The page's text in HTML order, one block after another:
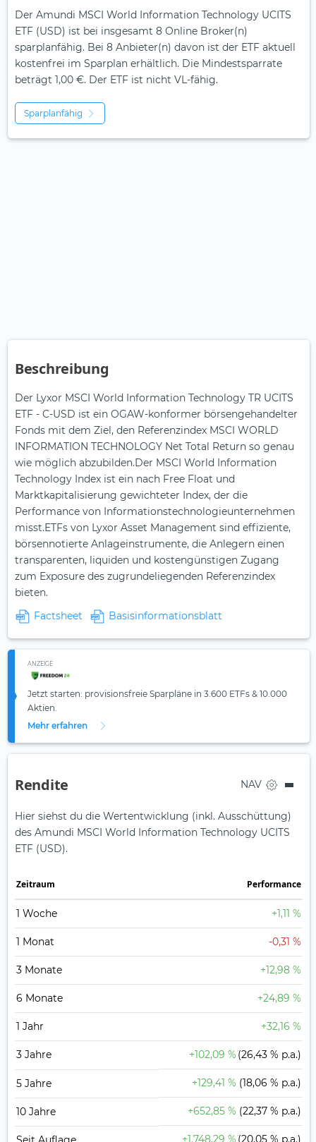
Der Amundi MSCI World Information Technology UCITS
ETF (USD) ist bei insgesamt 8 Online Broker(n)
sparplanfähig. Bei 8 Anbieter(n) davon ist der ETF aktuell
kostenfrei im Sparplan erhältlich. Die Mindestsparrate
beträgt 1,00 €. Der ETF ist nicht VL-fähig.
Sparplanfähig
Beschreibung
Der Lyxor MSCI World Information Technology TR UCITS
ETF - C-USD ist ein OGAW-konformer börsengehandelter
Fonds mit dem Ziel, den Referenzindex MSCI WORLD
INFORMATION TECHNOLOGY Net Total Return so genau
wie möglich abzubilden.Der MSCI World Information
Technology Index ist ein nach Free Float und
Marktkapitalisierung gewichteter Index, der die
Performance von Informationstechnologieunternehmen
misst.ETFs von Lyxor Asset Management sind effiziente,
börsennotierte Anlageinstrumente, die Anlegern einen
transparenten, liquiden und kostengünstigen Zugang
zum Exposure des zugrundeliegenden Referenzindex
bieten.
Factsheet
Basisinformationsblatt
ANZEIGE
Jetzt starten: provisionsfreie Sparpläne in 3.600 ETFs & 10.000
Aktien.
Mehr erfahren
Rendite NAV
Hier siehst du die Wertentwicklung (inkl. Ausschüttung)
des Amundi MSCI World Information Technology UCITS
ETF (USD).
Zeit­raum Perfor­mance
1 Woche +1,11 %
1 Monat -0,31 %
3 Monate +12,98 %
6 Monate +24,89 %
1 Jahr +32,16 %
3 Jahre +102,09 % (26,43 % p.a.)
5 Jahre +129,41 % (18,06 % p.a.)
10 Jahre +652,85 % (22,37 % p.a.)
+1.748,29 % (20,05 % p.a.)